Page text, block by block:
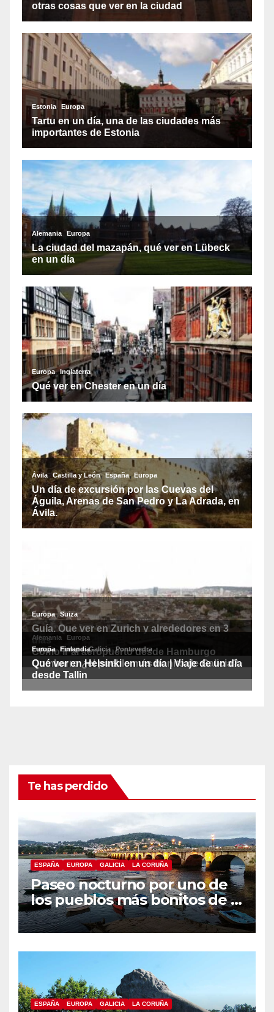
Te has perdido
ESPAÑA EUROPA GALICIA LA CORUÑA
Paseo nocturno por uno de
los pueblos más bonitos de A
Coruña, Puentedeume
ESPAÑA EUROPA GALICIA LA CORUÑA